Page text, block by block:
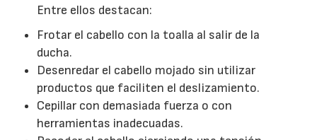
Entre ellos destacan:
Frotar el cabello con la toalla al salir de la
ducha.
Desenredar el cabello mojado sin utilizar
productos que faciliten el deslizamiento.
Cepillar con demasiada fuerza o con
herramientas inadecuadas.